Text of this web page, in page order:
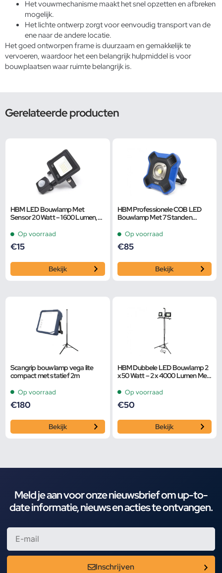
Het vouwmechanisme maakt het snel opzetten en afbreken
mogelijk.
Het lichte ontwerp zorgt voor eenvoudig transport van de
ene naar de andere locatie.
Het goed ontworpen frame is duurzaam en gemakkelijk te
vervoeren, waardoor het een belangrijk hulpmiddel is voor
bouwplaatsen waar ruimte belangrijk is.
Gerelateerde producten
HBM LED Bouwlamp Met
Sensor 20 Watt – 1600 Lumen,
Op voorraad
€15
Bekijk
HBM Professionele COB LED
Bouwlamp Met 7 Standen
Lumen
Op voorraad
€85
Bekijk
Scangrip bouwlamp vega lite
compact met statief 2m
Op voorraad
€180
Bekijk
HBM Dubbele LED Bouwlamp 2
x 50 Watt – 2 x 4000 Lumen Met
Op voorraad
€50
Bekijk
Meld je aan voor onze nieuwsbrief om up-to-
date informatie, nieuws en acties te ontvangen.
Inschrijven